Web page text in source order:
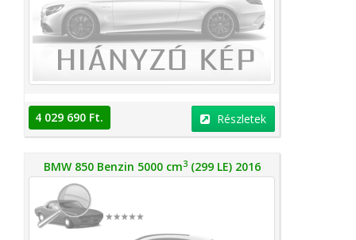
4 029 690 Ft. Részletek
BMW 850 Benzin 5000 cm3(299 LE) 2016